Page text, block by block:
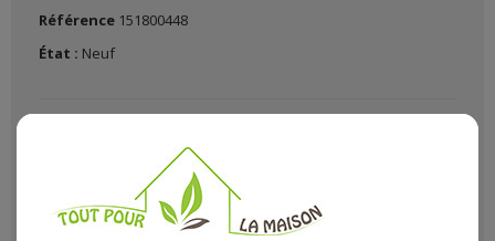
Référence 151800448
État : Neuf